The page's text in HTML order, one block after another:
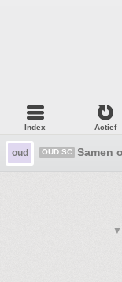
Index Actief
oud OUD SC Samen
▼